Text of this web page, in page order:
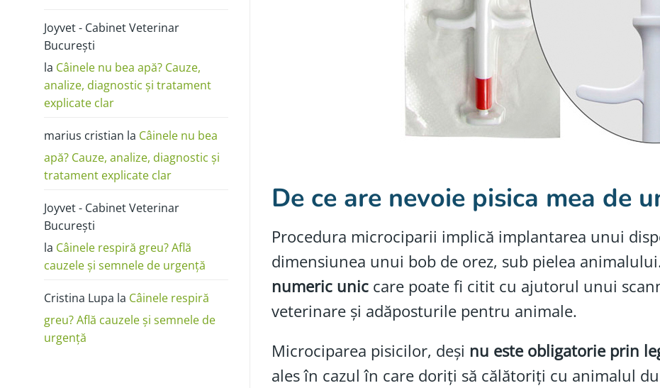
dermatită
Joyvet - Cabinet Veterinar
București
la Câinele nu bea apă? Cauze,
analize, diagnostic și tratament
explicate clar
marius cristian la Câinele nu bea
apă? Cauze, analize, diagnostic și
tratament explicate clar
Joyvet - Cabinet Veterinar
București
la Câinele respiră greu? Află
cauzele și semnele de urgență
Cristina Lupa la Câinele respiră
greu? Află cauzele și semnele de
urgență
De ce are nevoie pisica mea de
Procedura microciparii implică implantarea unui
dimensiunea unui bob de orez, sub pielea
numeric unic care poate fi citit cu ajutorul unui
veterinare și adăposturile pentru animale.
Microciparea pisicilor, deși nu este obligatorie prin
ales în cazul în care doriți să călătoriți cu animalul